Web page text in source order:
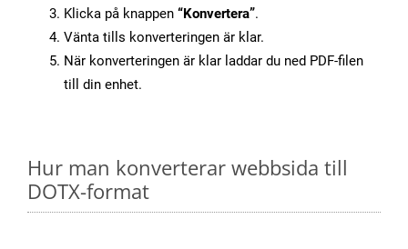
Klicka på knappen “Konvertera”.
Vänta tills konverteringen är klar.
När konverteringen är klar laddar du ned PDF-filen
till din enhet.
Hur man konverterar webbsida till
DOTX-format